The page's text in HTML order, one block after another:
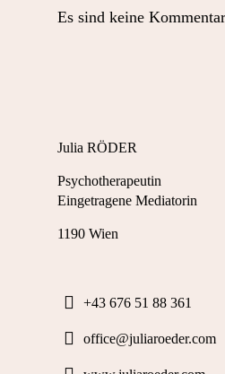
Es sind keine
Julia RÖDER
Psychotherapeutin
Eingetragene Mediatorin
1190 Wien
+43 676 51 88 361
office@juliaroeder.com